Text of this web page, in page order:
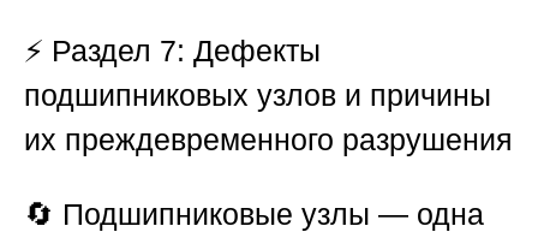
⚡ Раздел 7: Дефекты
подшипниковых узлов и причины
их преждевременного разрушения
🔄 Подшипниковые узлы — одна